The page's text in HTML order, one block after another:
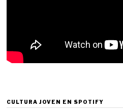
CULTURA JOVEN EN SPOTIFY